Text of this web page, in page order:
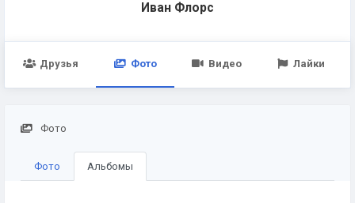
Иван Флорс
Друзья Фото Видео Лайки
Фото
Фото Альбомы